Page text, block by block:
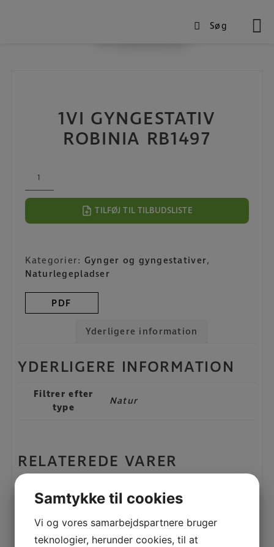
Søg
1VI GYNGESTATIV
ROBINIA RB1497
robinia
antal
TILFØJ TIL TILBUDSLISTE
Kategorier: Gynger og gyngestativer,
Naturlegepladser
PDF
Yderligere information
YDERLIGERE INFORMATION
Filtrer efter
type
Natur
RELATEREDE VARER
3ST SIMIUS2 GYNGE
Samtykke til cookies
Vi og vores samarbejdspartnere bruger
teknologier, herunder cookies, til at